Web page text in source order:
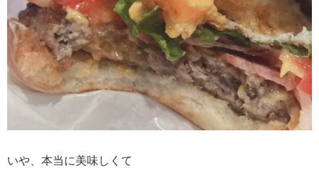
いや、本当に美味しくて